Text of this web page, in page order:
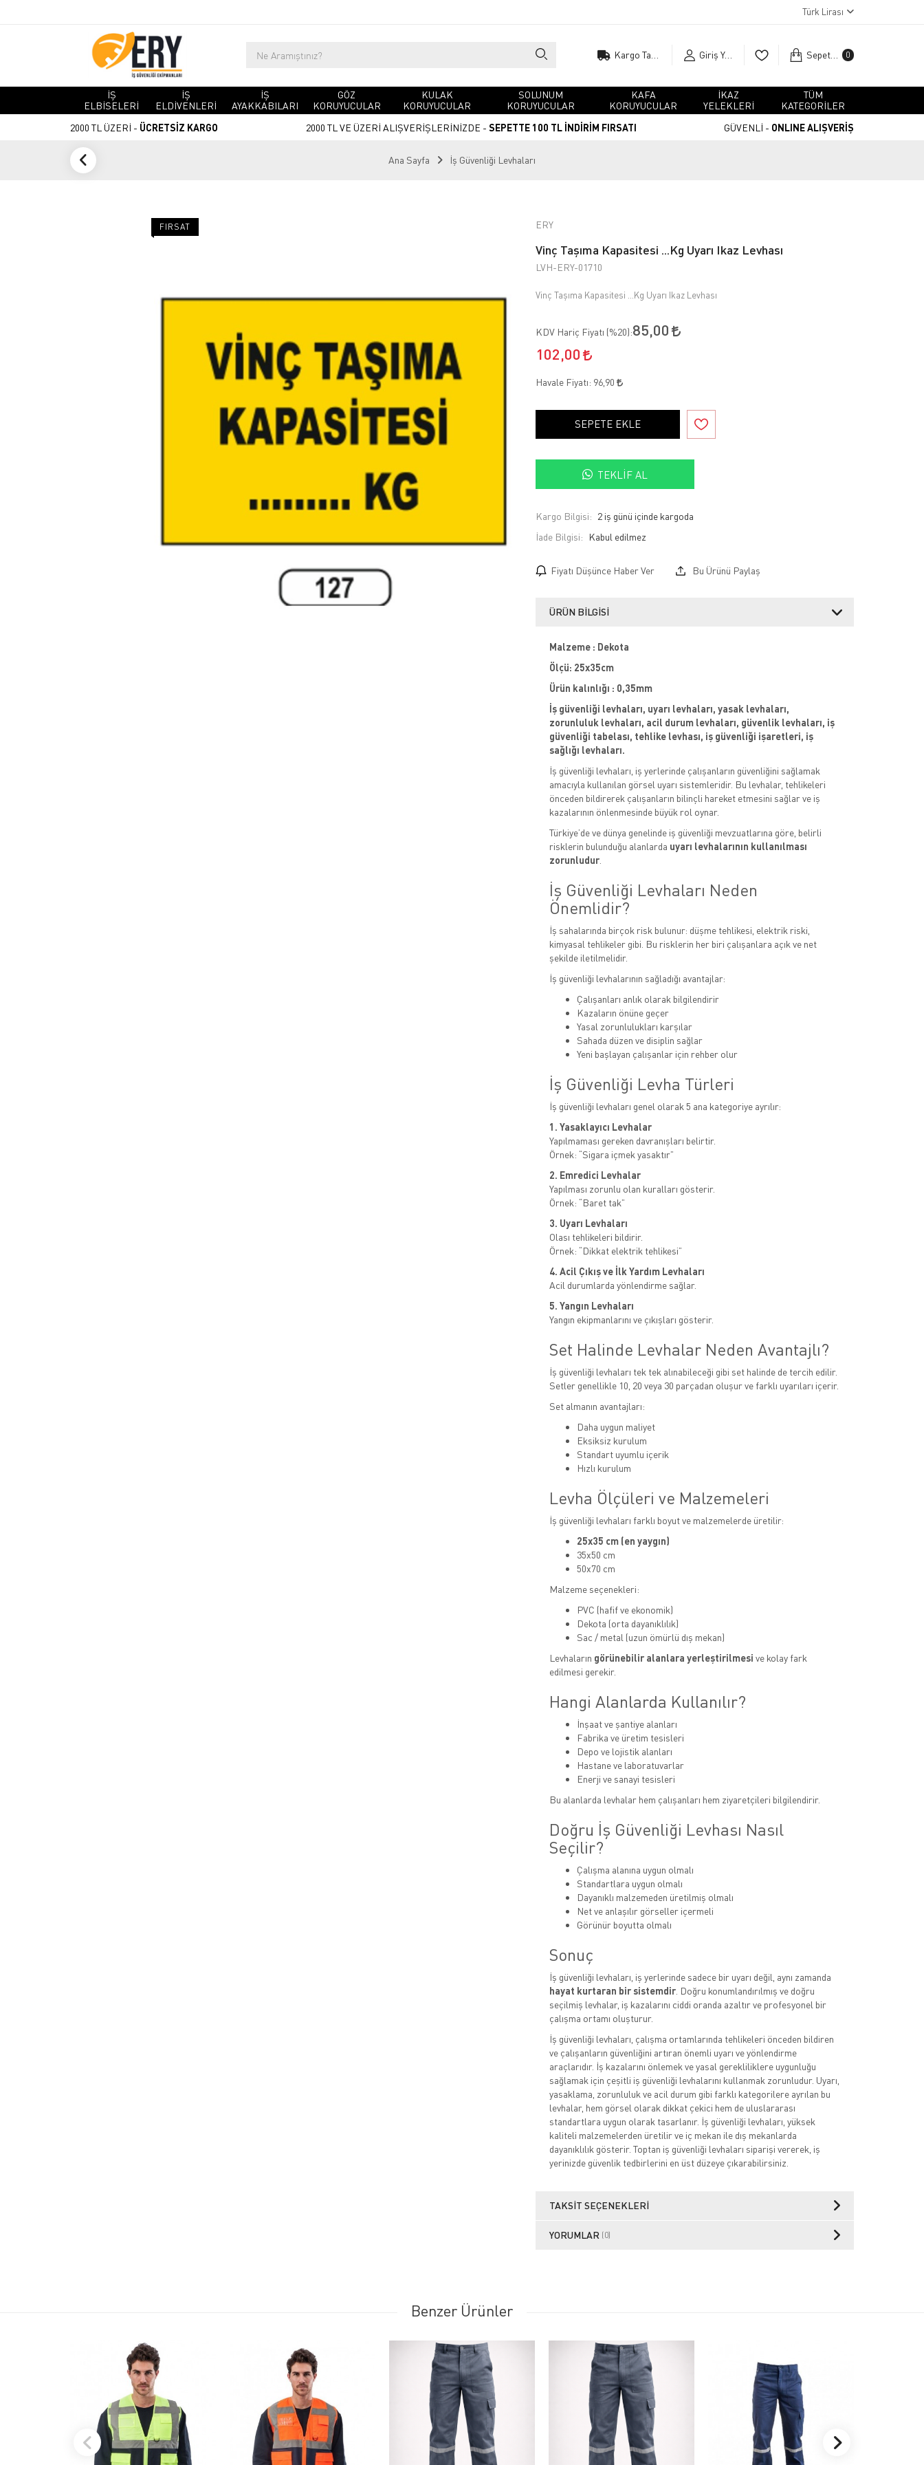
Türk Lirası
Giriş Yap Sepetim 0
İŞ
ELBİSELERİ
İŞ
ELDİVENLERİ
İŞ
AYAKKABILARI
GÖZ
KORUYUCULAR
KULAK
KORUYUCULAR
SOLUNUM
KORUYUCULAR
KAFA
KORUYUCULAR
İKAZ
YELEKLERİ
TÜM
KATEGORİLER
2000 TL ÜZERİ - ÜCRETSİZ KARGO 2000 TL VE ÜZERİ ALIŞVERİŞLERİNİZDE - SEPETTE 100 TL İNDİRİM FIRSATI GÜVENLİ - ONLINE ALIŞVERİŞ
Ana Sayfa İş Güvenliği Levhaları
FIRSAT ERY
Vinç Taşıma Kapasitesi ...Kg Uyarı Ikaz Levhası
LVH-ERY-01710
Vinç Taşıma Kapasitesi ...Kg Uyarı Ikaz Levhası
KDV Hariç Fiyatı (%20):85,00
102,00
Havale Fiyatı: 96,90
SEPETE EKLE
TEKLIF AL
Kargo Bilgisi: 2 iş günü içinde kargoda
İade Bilgisi:
Fiyatı Düşünce Haber Ver Bu Ürünü Paylaş
ÜRÜN BILGISI
Malzeme : Dekota
Ölçü: 25x35cm
Ürün kalınlığı : 0,35mm
İş güvenliği levhaları, uyarı levhaları, yasak levhaları,
zorunluluk levhaları, acil durum levhaları, güvenlik levhaları, iş
güvenliği tabelası, tehlike levhası, iş güvenliği işaretleri, iş
sağlığı levhaları.
İş güvenliği levhaları, iş yerlerinde çalışanların güvenliğini sağlamak
amacıyla kullanılan görsel uyarı sistemleridir. Bu levhalar, tehlikeleri
önceden bildirerek çalışanların bilinçli hareket etmesini sağlar ve iş
kazalarının önlenmesinde büyük rol oynar.
Türkiye’de ve dünya genelinde iş güvenliği mevzuatlarına göre, belirli
risklerin bulunduğu alanlarda uyarı levhalarının kullanılması
zorunludur.
İş Güvenliği Levhaları Neden
Önemlidir?
İş sahalarında birçok risk bulunur: düşme tehlikesi, elektrik riski,
kimyasal tehlikeler gibi. Bu risklerin her biri çalışanlara açık ve net
şekilde iletilmelidir.
İş güvenliği levhalarının sağladığı avantajlar:
Çalışanları anlık olarak bilgilendirir
Kazaların önüne geçer
Yasal zorunlulukları karşılar
Sahada düzen ve disiplin sağlar
Yeni başlayan çalışanlar için rehber olur
İş Güvenliği Levha Türleri
İş güvenliği levhaları genel olarak 5 ana kategoriye ayrılır:
1. Yasaklayıcı Levhalar
Yapılmaması gereken davranışları belirtir.
Örnek: “Sigara içmek yasaktır”
2. Emredici Levhalar
Yapılması zorunlu olan kuralları gösterir.
Örnek: “Baret tak”
3. Uyarı Levhaları
Olası tehlikeleri bildirir.
Örnek: “Dikkat elektrik tehlikesi”
4. Acil Çıkış ve İlk Yardım Levhaları
Acil durumlarda yönlendirme sağlar.
5. Yangın Levhaları
Yangın ekipmanlarını ve çıkışları gösterir.
Set Halinde Levhalar Neden Avantajlı?
İş güvenliği levhaları tek tek alınabileceği gibi set halinde de tercih edilir.
Setler genellikle 10, 20 veya 30 parçadan oluşur ve farklı uyarıları içerir.
Set almanın avantajları:
Daha uygun maliyet
Eksiksiz kurulum
Standart uyumlu içerik
Hızlı kurulum
Levha Ölçüleri ve Malzemeleri
İş güvenliği levhaları farklı boyut ve malzemelerde üretilir:
25x35 cm (en yaygın)
35x50 cm
50x70 cm
Malzeme seçenekleri:
PVC (hafif ve ekonomik)
Dekota (orta dayanıklılık)
Sac / metal (uzun ömürlü dış mekan)
Levhaların görünebilir alanlara yerleştirilmesi ve kolay fark
edilmesi gerekir.
Hangi Alanlarda Kullanılır?
İnşaat ve şantiye alanları
Fabrika ve üretim tesisleri
Depo ve lojistik alanları
Hastane ve laboratuvarlar
Enerji ve sanayi tesisleri
Bu alanlarda levhalar hem çalışanları hem ziyaretçileri bilgilendirir.
Doğru İş Güvenliği Levhası Nasıl
Seçilir?
Çalışma alanına uygun olmalı
Standartlara uygun olmalı
Dayanıklı malzemeden üretilmiş olmalı
Net ve anlaşılır görseller içermeli
Görünür boyutta olmalı
Sonuç
İş güvenliği levhaları, iş yerlerinde sadece bir uyarı değil, aynı zamanda
hayat kurtaran bir sistemdir. Doğru konumlandırılmış ve doğru
seçilmiş levhalar, iş kazalarını ciddi oranda azaltır ve profesyonel bir
çalışma ortamı oluşturur.
İş güvenliği levhaları, çalışma ortamlarında tehlikeleri önceden bildiren
ve çalışanların güvenliğini artıran önemli uyarı ve yönlendirme
araçlarıdır. İş kazalarını önlemek ve yasal gerekliliklere uygunluğu
sağlamak için çeşitli iş güvenliği levhalarını kullanmak zorunludur. Uyarı,
yasaklama, zorunluluk ve acil durum gibi farklı kategorilere ayrılan bu
levhalar, hem görsel olarak dikkat çekici hem de uluslararası
standartlara uygun olarak tasarlanır. İş güvenliği levhaları, yüksek
kaliteli malzemelerden üretilir ve iç mekan ile dış mekanlarda
dayanıklılık gösterir. Toptan iş güvenliği levhaları siparişi vererek, iş
yerinizde güvenlik tedbirlerini en üst düzeye çıkarabilirsiniz.
TAKSIT SEÇENEKLERI
YORUMLAR (0)
Benzer Ürünler